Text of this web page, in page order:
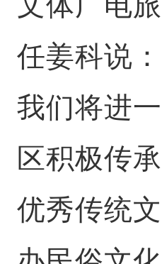
任姜科说：
我们将进
区积极传
优秀传统